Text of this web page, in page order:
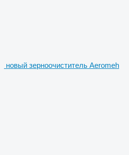
новый зерноочиститель Aeromeh